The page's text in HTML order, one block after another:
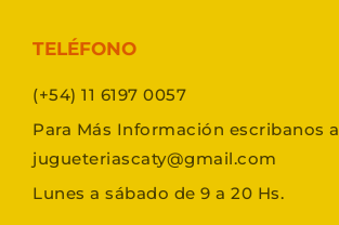
TELÉFONO
(+54) 11 6197 0057
Para Más Información escribanos a
jugueteriascaty@gmail.com
Lunes a sábado de 9 a 20 Hs.